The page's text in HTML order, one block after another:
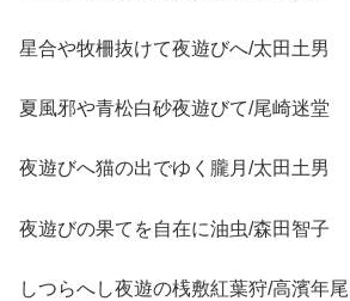
星合や牧柵抜けて夜遊びへ/太田土男
夏風邪や青松白砂夜遊びて/尾崎迷堂
夜遊びへ猫の出でゆく朧月/太田土男
夜遊びの果てを自在に油虫/森田智子
しつらへし夜遊の桟敷紅葉狩/高濱年尾